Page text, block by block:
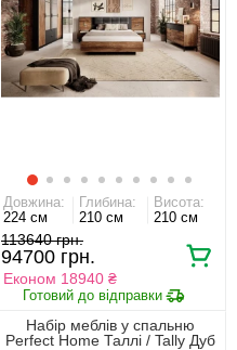
Довжина:
224 см
Глибина:
210 см
Висота:
210 см
113640 грн.
94700 грн.
Економ 18940 ₴
Набір меблів у спальню
Perfect Home Таллі / Tally Дуб